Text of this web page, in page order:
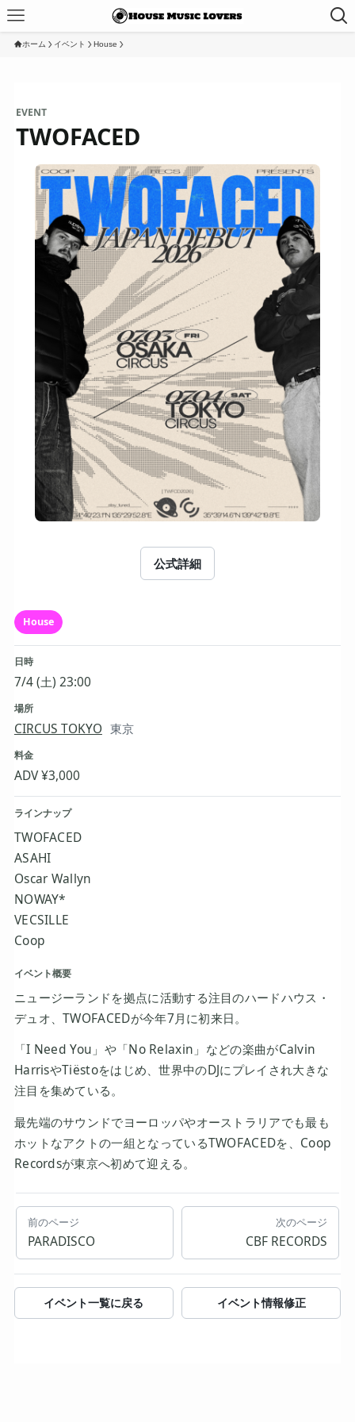
ホーム イベント House
EVENT
TWOFACED
公式詳細
House
日時
7/4 (土) 23:00
場所
CIRCUS TOKYO 東京
料金
ADV ¥3,000
ラインナップ
TWOFACED
ASAHI
Oscar Wallyn
NOWAY*
VECSILLE
Coop
イベント概要
ニュージーランドを拠点に活動する注目のハードハウス・
デュオ、TWOFACEDが今年7月に初来日。
「I Need You」や「No Relaxin」などの楽曲がCalvin
HarrisやTiëstoをはじめ、世界中のDJにプレイされ大きな
注目を集めている。
最先端のサウンドでヨーロッパやオーストラリアでも最も
ホットなアクトの一組となっているTWOFACEDを、Coop
Recordsが東京へ初めて迎える。
前のページ
PARADISCO
次のページ
CBF RECORDS
イベント一覧に戻る イベント情報修正